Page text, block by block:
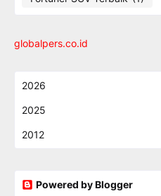
globalpers.co.id
2026
2025
2012
Powered by Blogger